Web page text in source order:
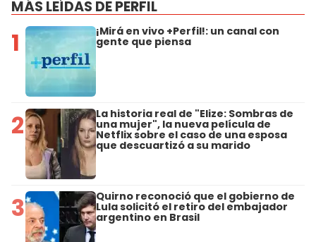
MÁS LEÍDAS DE PERFIL
1 ¡Mirá en vivo +Perfil!: un canal con
gente que piensa
2 La historia real de "Elize: Sombras de
una mujer", la nueva película de
Netflix sobre el caso de una esposa
que descuartizó a su marido
3 Quirno reconoció que el gobierno de
Lula solicitó el retiro del embajador
argentino en Brasil